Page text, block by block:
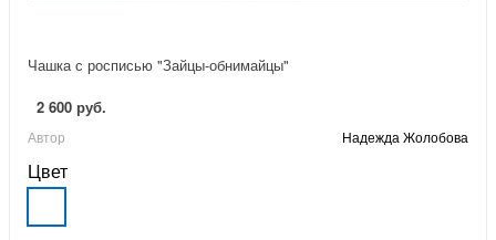
Чашка с росписью "Зайцы-обнимайцы"
2 600 руб.
Автор Надежда Жолобова
Цвет